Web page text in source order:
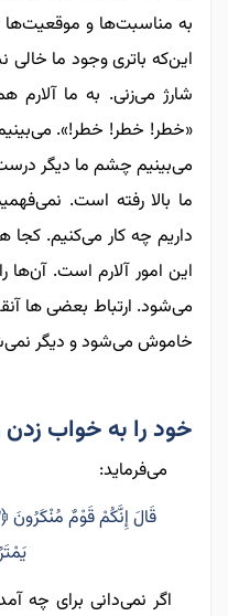
به مناسبت‌ها و
این‌که باتری وجود ما خالی
شارژ می‌زنی. به ما
«خطر! خطر! خطر!». می‌بینیم
می‌بینیم چشم ما دیگر
‌ما بالا رفته است.
داریم چه کار می‌کنیم.
این امور آلارم است.
می‌شود. ارتباط بعضی ها
خاموش می‌شود و دیگر
خود را به خواب
می‌فرماید:
اگر نمی‌دانی برای چه